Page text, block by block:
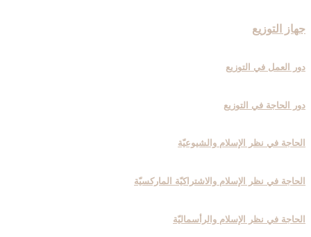
جهاز التوزيع‏
دور العمل في التوزيع
دور الحاجة في التوزيع
الحاجة في نظر الإسلام والشيوعيّة
الحاجة في نظر الإسلام والاشتراكيّة الماركسيّة
الحاجة في نظر الإسلام والرأسماليّة